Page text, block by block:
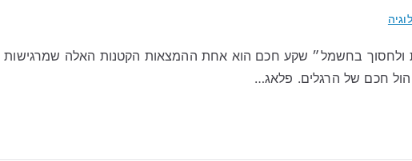
ולחסוך בחשמל״ שקע חכם הוא אחת ההמצאות הקטנות האלה שמרגישות
חכם של הרגלים. פלאג…